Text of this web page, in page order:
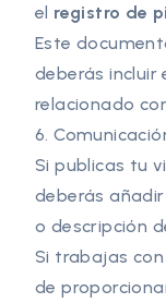
el registro de
Este
deberás incluir
relacionado
6.
Si publicas tu
deberás
o descripción
Si trabajas
de